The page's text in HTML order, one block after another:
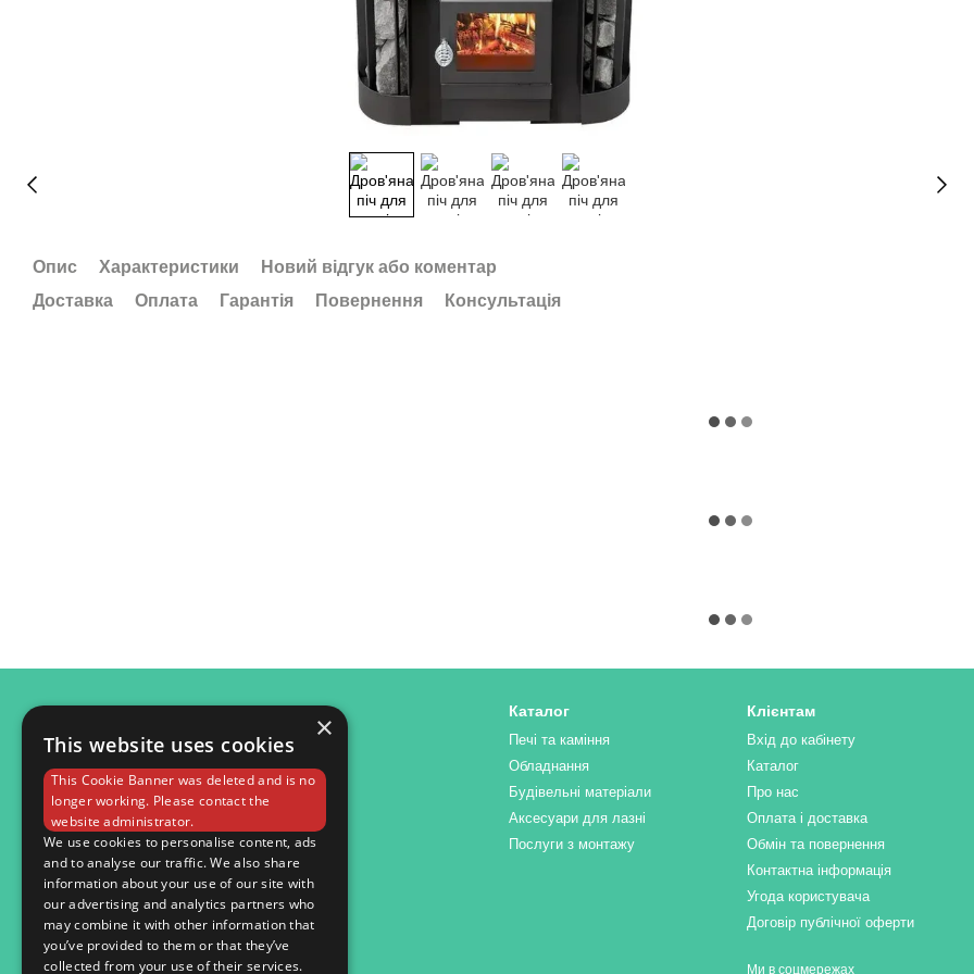
Опис Характеристики
Новий відгук або коментар
Доставка
Оплата Гарантія Повернення Консультація
© 2026
Мобільна версія
Каталог
Печі та каміння
Обладнання
Будівельні матеріали
Аксесуари для лазні
Послуги з монтажу
Клієнтам
Вхід до кабінету
Каталог
Про нас
Оплата і доставка
Обмін та повернення
Контактна інформація
Угода користувача
Договір публічної оферти
Ми в соцмережах
×
This website uses cookies
This Cookie Banner was deleted and is no
longer working. Please contact the
website administrator.
We use cookies to personalise content, ads
and to analyse our traffic. We also share
information about your use of our site with
our advertising and analytics partners who
may combine it with other information that
you’ve provided to them or that they’ve
collected from your use of their services.